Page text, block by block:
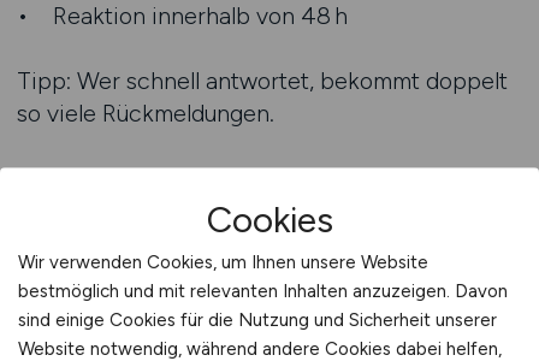
• Reaktion innerhalb von 48 h
Tipp: Wer schnell antwortet, bekommt doppelt
so viele Rückmeldungen.
4. Die Anzeige muss für Google
gemacht sein – nicht nur für
Menschen
Cookies
Wir verwenden Cookies, um Ihnen unsere Website
bestmöglich und mit relevanten Inhalten anzuzeigen. Davon
sind einige Cookies für die Nutzung und Sicherheit unserer
Website notwendig, während andere Cookies dabei helfen,